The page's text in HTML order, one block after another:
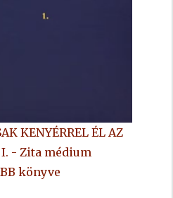
KENYÉRREL ÉL AZ
I. - Zita médium
könyve